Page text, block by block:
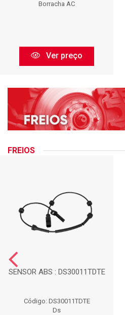
Borracha AC
Ver preço
FREIOS
SENSOR ABS : DS30011TDTE
Código: DS30011TDTE
Ds